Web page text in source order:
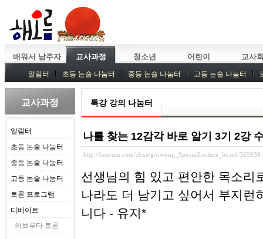
배워서 남주자 교사과정 청소년 어린이 교사
알림터 초등 논술 나눔터 중등 논술 나눔터 고등 논술 나눔터
중등독서토론
특강 중등논술 강사 기획회의 외부강좌
교사과정
알림터
초등 논술 나눔터
중등 논술 나눔터
고등 논술 나눔터
토론 프로그램
디베이트
하브루타 토론
특강 강의 나눔터
나를 찾는 12감각 바로 알기 3기 2강
http://heorum.com/zbxe/grownup_SpecialLecture_board/369938
선생님의 힘 있고 편안한 목소리
나라도 더 남기고 싶어서 부지런
니다 - 유지*